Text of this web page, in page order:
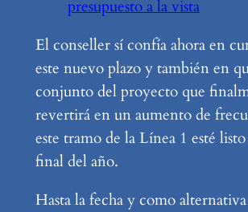
presupuesto a la vista
El conseller sí confía ahora en
este nuevo plazo y también en
conjunto del proyecto que
revertirá en un aumento de
este tramo de la Línea 1 esté listo
final del año.
Hasta la fecha y como alternativa